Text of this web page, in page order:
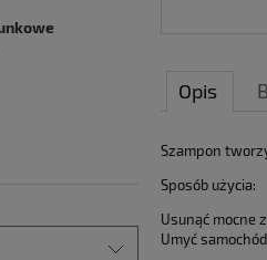
Opis
Szampon
Sposób użycia:
Usunąć mocne
Umyć